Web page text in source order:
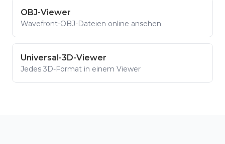
OBJ-Viewer
Wavefront-OBJ-Dateien online ansehen
Universal-3D-Viewer
Jedes 3D-Format in einem Viewer